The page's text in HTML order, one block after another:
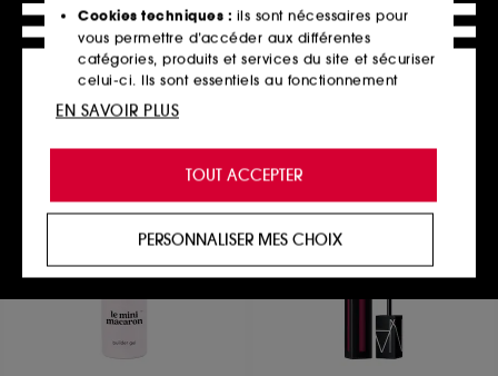
172
15,00€
30,00€ 100ml
296
29,90€
29,90€ / 100ml
Cookies techniques : ils sont nécessaires pour
vous permettre d’accéder aux différentes
catégories, produits et services du site et sécuriser
celui-ci. Ils sont essentiels au fonctionnement
technique du site et ne peuvent être désactivés.
de vous offrir une expérience enrichie et
personnalisée en vous recommandant des
produits, des services et des contenus qui
proposer des offres promotionnelles adaptées à
votre profil.
Cookies réseaux sociaux et publicité :
ils sont
utilisés pour vous présenter du contenu susceptible
de vous plaire via des publicités, y compris sur des
TOUT ACCEPTER
PERSONNALISER MES CHOIX
EN SAVOIR PLUS